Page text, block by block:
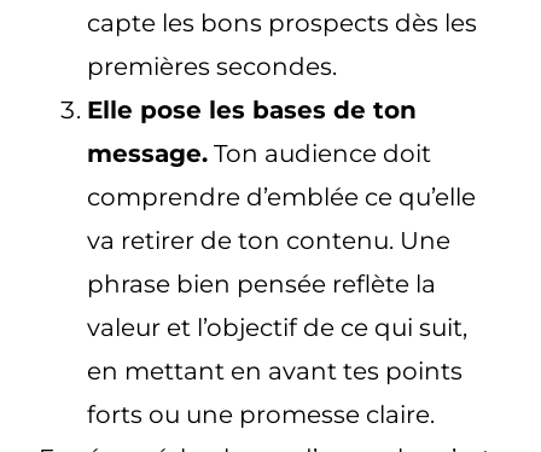
capte les bons prospects dès les
premières secondes.
Elle pose les bases de ton
message. Ton audience doit
comprendre d’emblée ce qu’elle
va retirer de ton contenu. Une
phrase bien pensée reflète la
valeur et l’objectif de ce qui suit,
en mettant en avant tes points
forts ou une promesse claire.